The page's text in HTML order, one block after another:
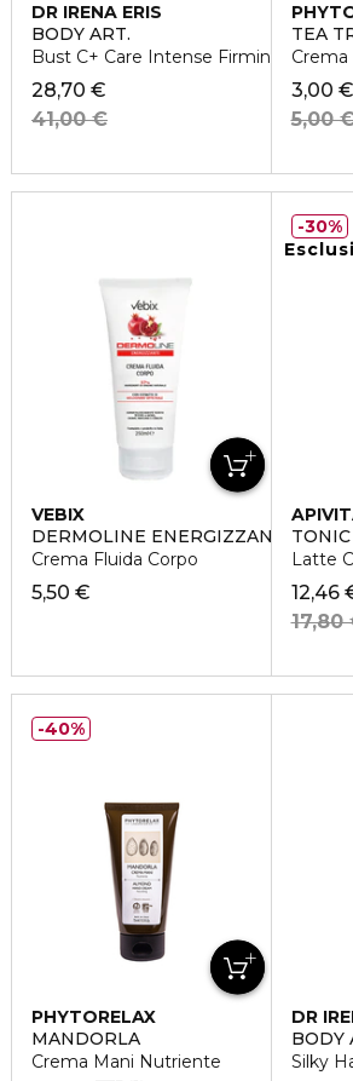
DR IRENA ERIS
BODY ART.
Bust C+ Care Intense Firming and
28,70 €
41,00 €
TEA
3,00 €
5,00
VEBIX
DERMOLINE ENERGIZZANTE
Crema Fluida Corpo
5,50 €
Latte
12,46
17,80
30%
PHYTORELAX
MANDORLA
Crema Mani Nutriente
40%
DR
BODY
Silky